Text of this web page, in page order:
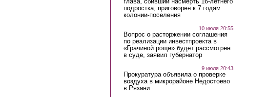
подростка, приговорен к 7 годам
колонии-поселения
10 июля 20:55
Вопрос о расторжении соглашения
по реализации инвестпроекта в
«Грачиной роще» будет рассмотрен
в суде, заявил губернатор
9 июля 20:43
Прокуратура объявила о проверке
воздуха в микрорайоне Недостоево
в Рязани